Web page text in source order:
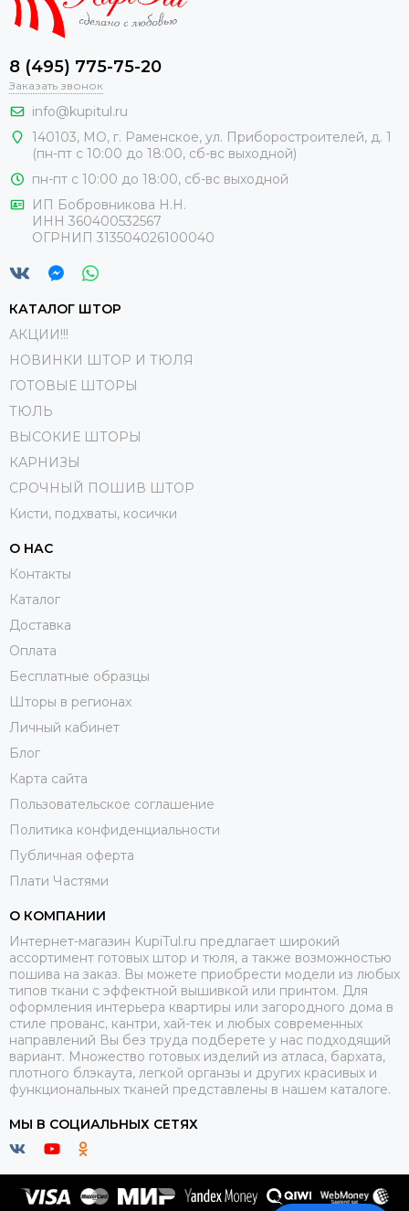
8 (495) 775-75-20
Заказать звонок
info@kupitul.ru
140103, МО, г. Раменское, ул. Приборостроителей, д. 1
(пн-пт с 10:00 до 18:00, сб-вс выходной)
пн-пт с 10:00 до 18:00, сб-вс выходной
ИП Бобровникова Н.Н.
ИНН 360400532567
ОГРНИП 313504026100040
КАТАЛОГ ШТОР
АКЦИИ!!!
НОВИНКИ ШТОР И ТЮЛЯ
ГОТОВЫЕ ШТОРЫ
ТЮЛЬ
ВЫСОКИЕ ШТОРЫ
КАРНИЗЫ
СРОЧНЫЙ ПОШИВ ШТОР
Кисти, подхваты, косички
О НАС
Контакты
Каталог
Доставка
Оплата
Бесплатные образцы
Шторы в регионах
Личный кабинет
Блог
Карта сайта
Пользовательское соглашение
Политика конфиденциальности
Публичная оферта
Плати Частями
О КОМПАНИИ
Интернет-магазин KupiTul.ru предлагает широкий
ассортимент готовых штор и тюля, а также возможностью
пошива на заказ. Вы можете приобрести модели из любых
типов ткани с эффектной вышивкой или принтом. Для
оформления интерьера квартиры или загородного дома в
стиле прованс, кантри, хай-тек и любых современных
направлений Вы без труда подберете у нас подходящий
вариант. Множество готовых изделий из атласа, бархата,
плотного блэкаута, легкой органзы и других красивых и
функциональных тканей представлены в нашем каталоге.
МЫ В СОЦИАЛЬНЫХ СЕТЯХ